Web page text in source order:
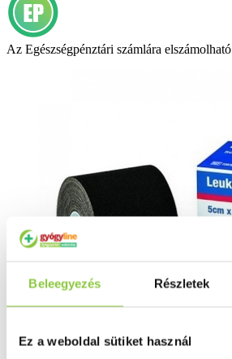
Beleegyezés Részletek
Ez a weboldal sütiket használ
Az Egészségpénztári számlára elszámolható